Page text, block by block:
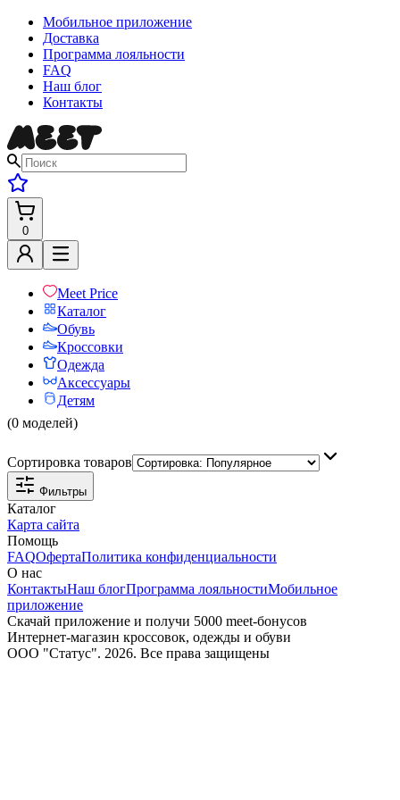
Мобильное приложение
Доставка
Программа лояльности
FAQ
Наш блог
Контакты
0
Meet Price
Каталог
Обувь
Кроссовки
Одежда
Аксессуары
Детям
(0 моделей)
Сортировка товаров
Фильтры
Каталог
Карта сайта
Помощь
FAQОфертаПолитика конфиденциальности
О нас
КонтактыНаш блогПрограмма лояльностиМобильное
приложение
Скачай приложение и получи 5000 meet-бонусов
Интернет-магазин кроссовок, одежды и обуви
ООО "Статус". 2026. Все права защищены